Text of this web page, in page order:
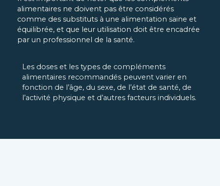
alimentaires ne doivent pas être considérés
comme des substituts à une alimentation saine et
équilibrée, et que leur utilisation doit être encadrée
par un professionnel de la santé.
Les doses et les types de compléments
alimentaires recommandés peuvent varier en
fonction de l’âge, du sexe, de l’état de santé, de
l’activité physique et d’autres facteurs individuels.